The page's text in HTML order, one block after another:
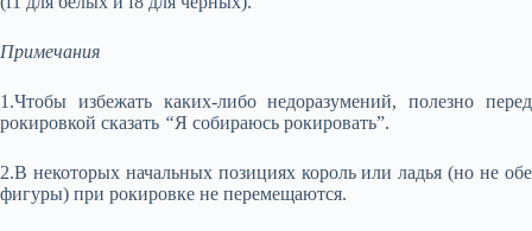
Примечания
1.Чтобы избежать каких-либо недоразумений, полезно перед
рокировкой сказать “Я собираюсь рокировать”.
2.В некоторых начальных позициях король или ладья (но не обе
фигуры) при рокировке не перемещаются.